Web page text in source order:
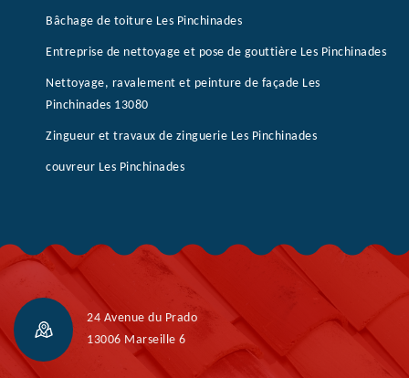
Bâchage de toiture Les Pinchinades
Entreprise de nettoyage et pose de gouttière Les Pinchinades
Nettoyage, ravalement et peinture de façade Les
Pinchinades 13080
Zingueur et travaux de zinguerie Les Pinchinades
couvreur Les Pinchinades
24 Avenue du Prado
13006 Marseille 6